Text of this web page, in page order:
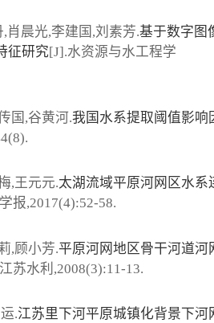
,肖晨光,李建国,刘素芳.基于数字图
征研究[J].水资源与水工程学
国,谷黄河.我国水系提取阈值影响
,王元元.太湖流域平原河网区水系
报,2017(4):52-58.
,顾小芳.平原河网地区骨干河道河
苏水利,2008(3):11-13.
.江苏里下河平原城镇化背景下河